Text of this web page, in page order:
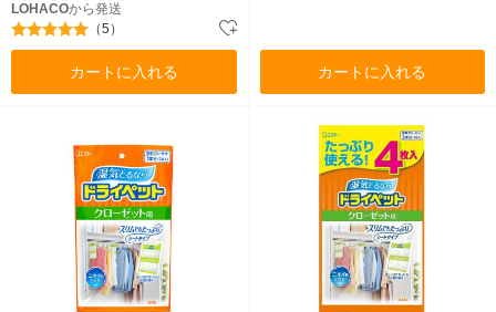
LOHACOから発送
（5）
カートに入れる カートに入れる